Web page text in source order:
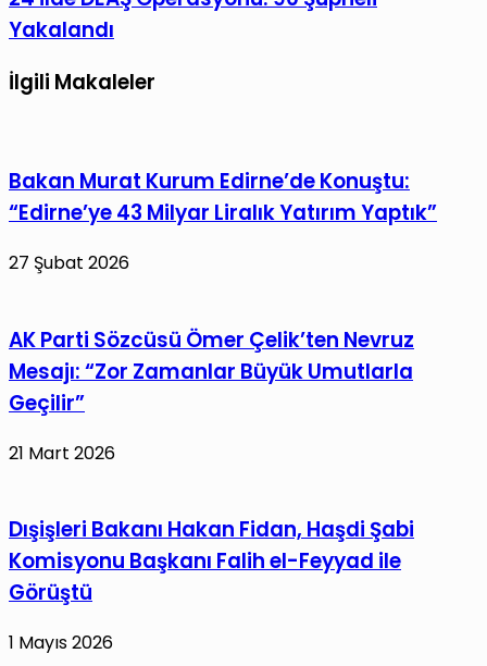
ve
“Gündoğmuşlar”
İttifakı:
İddianame
İlde
Operasyonu:
Yakalandı
İlgili Makaleler
Bakan Murat Kurum Edirne’de Konuştu:
“Edirne’ye 43 Milyar Liralık Yatırım Yaptık”
27 Şubat 2026
AK Parti Sözcüsü Ömer Çelik’ten Nevruz
Mesajı: “Zor Zamanlar Büyük Umutlarla
Geçilir”
21 Mart 2026
Dışişleri Bakanı Hakan Fidan, Haşdi Şabi
Komisyonu Başkanı Falih el-Feyyad ile
Görüştü
1 Mayıs 2026